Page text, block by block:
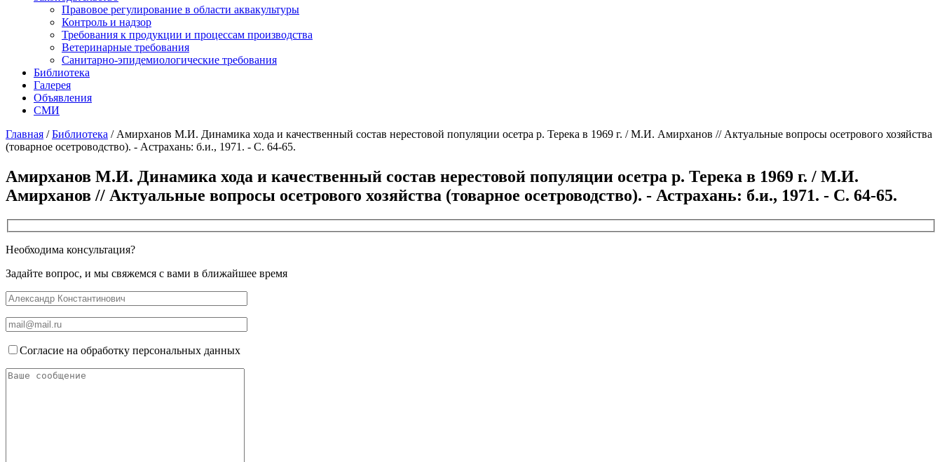
Правовое регулирование в области аквакультуры
Контроль и надзор
Требования к продукции и процессам производства
Ветеринарные требования
Санитарно-эпидемиологические требования
Библиотека
Галерея
Объявления
СМИ
Главная /Библиотека / Амирханов М.И. Динамика хода и качественный состав нерестовой популяции осетра р. Терека в 1969 г. / М.И. Амирханов // Актуальные вопросы осетрового хозяйства
(товарное осетроводство). - Астрахань: б.и., 1971. - С. 64-65.
Амирханов М.И. Динамика хода и качественный состав нерестовой популяции осетра р. Терека в 1969 г. / М.И.
Амирханов // Актуальные вопросы осетрового хозяйства (товарное осетроводство). - Астрахань: б.и., 1971. - С. 64-65.
Необходима консультация?
Задайте вопрос, и мы свяжемся с вами в ближайшее время
Согласие на обработку персональных данных